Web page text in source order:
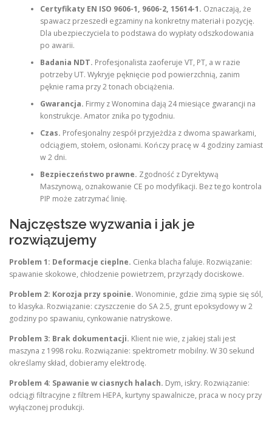
Certyfikaty EN ISO 9606-1, 9606-2, 15614-1. Oznaczają, że
spawacz przeszedł egzaminy na konkretny materiał i pozycję.
Dla ubezpieczyciela to podstawa do wypłaty odszkodowania
po awarii.
Badania NDT. Profesjonalista zaoferuje VT, PT, a w razie
potrzeby UT. Wykryje pęknięcie pod powierzchnią, zanim
pęknie rama przy 2 tonach obciążenia.
Gwarancja. Firmy z Wonomina dają 24 miesiące gwarancji na
konstrukcje. Amator znika po tygodniu.
Czas. Profesjonalny zespół przyjeżdża z dwoma spawarkami,
odciągiem, stołem, osłonami. Kończy pracę w 4 godziny zamiast
w 2 dni.
Bezpieczeństwo prawne. Zgodność z Dyrektywą
Maszynową, oznakowanie CE po modyfikacji. Bez tego kontrola
PIP może zatrzymać linię.
Najczęstsze wyzwania i jak je
rozwiązujemy
Problem 1: Deformacje cieplne. Cienka blacha faluje. Rozwiązanie:
spawanie skokowe, chłodzenie powietrzem, przyrządy dociskowe.
Problem 2: Korozja przy spoinie. Wonominie, gdzie zimą sypie się sól,
to klasyka. Rozwiązanie: czyszczenie do SA 2.5, grunt epoksydowy w 2
godziny po spawaniu, cynkowanie natryskowe.
Problem 3: Brak dokumentacji. Klient nie wie, z jakiej stali jest
maszyna z 1998 roku. Rozwiązanie: spektrometr mobilny. W 30 sekund
określamy skład, dobieramy elektrodę.
Problem 4: Spawanie w ciasnych halach. Dym, iskry. Rozwiązanie:
odciągi filtracyjne z filtrem HEPA, kurtyny spawalnicze, praca w nocy przy
wyłączonej produkcji.